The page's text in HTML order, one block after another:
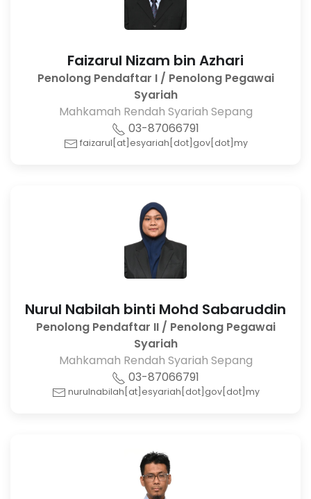
Faizarul Nizam bin Azhari
Penolong Pendaftar I / Penolong Pegawai
Syariah
Mahkamah Rendah Syariah Sepang
03-87066791
faizarul[at]esyariah[dot]gov[dot]my
Nurul Nabilah binti Mohd Sabaruddin
Penolong Pendaftar II / Penolong Pegawai
Syariah
Mahkamah Rendah Syariah Sepang
03-87066791
nurulnabilah[at]esyariah[dot]gov[dot]my